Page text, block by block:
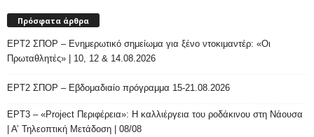
Πρόσφατα άρθρα
ΕΡΤ2 ΣΠΟΡ – Ενημερωτικό σημείωμα για ξένο ντοκιμαντέρ: «Οι
Πρωταθλητές» | 10, 12 & 14.08.2026
ΕΡΤ2 ΣΠΟΡ – Εβδομαδιαίο πρόγραμμα 15-21.08.2026
ΕΡΤ3 – «Project Περιφέρεια»: Η καλλιέργεια του ροδάκινου στη Νάουσα
| Α’ Τηλεοπτική Μετάδοση | 08/08